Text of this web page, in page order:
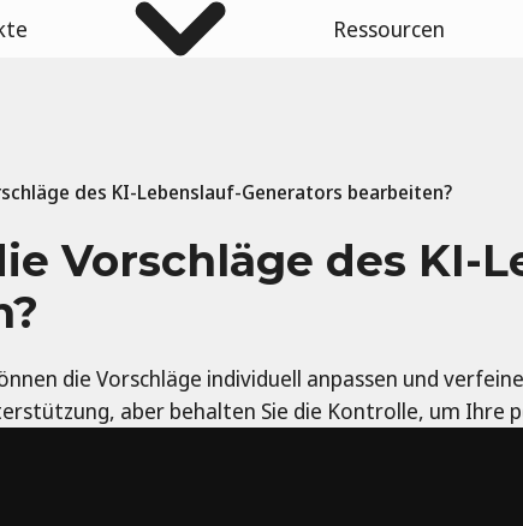
Ressourcen
des KI-Lebenslauf-Generators bearbeiten?
Vorschläge des KI-
die Vorschläge individuell anpassen und
aber behalten Sie die Kontrolle, um Ihre